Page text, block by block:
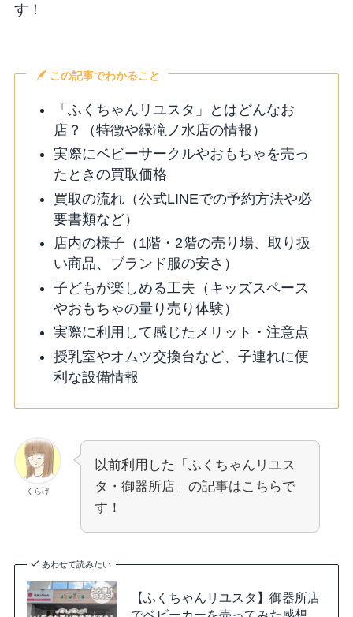
す！
この記事でわかること
「ふくちゃんリユスタ」とはどんなお
店？（特徴や緑滝ノ水店の情報）
実際にベビーサークルやおもちゃを売っ
たときの買取価格
買取の流れ（公式LINEでの予約方法や必
要書類など）
店内の様子（1階・2階の売り場、取り扱
い商品、ブランド服の安さ）
子どもが楽しめる工夫（キッズスペース
やおもちゃの量り売り体験）
実際に利用して感じたメリット・注意点
授乳室やオムツ交換台など、子連れに便
利な設備情報
くらげ
以前利用した「ふくちゃんリユス
タ・御器所店」の記事はこちらで
す！
あわせて読みたい
【ふくちゃんリユスタ】御器所店